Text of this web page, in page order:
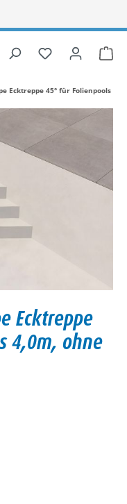
Du hast 0
Ecktreppe 45° für Folienpools
Ecktreppe
4,0m, ohne